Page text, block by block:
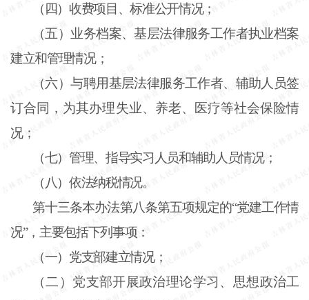
（四）收费项目、标准公开情况；
（五）业务档案、基层法律服务工作者执业档案
建立和管理情况；
（六）与聘用基层法律服务工作者、辅助人员签
订合同，为其办理失业、养老、医疗等社会保险情
况；
（七）管理、指导实习人员和辅助人员情况；
（八）依法纳税情况。
第十三条本办法第八条第五项规定的“党建工作情
况”，主要包括下列事项：
（一）党支部建立情况；
（二）党支部开展政治理论学习、思想政治工